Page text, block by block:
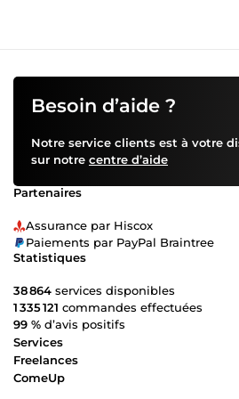
Besoin d’aide ?
Notre service clients est à votre
sur notre centre d’aide
Partenaires
Assurance par Hiscox
Paiements par PayPal Braintree
Statistiques
38 864 services disponibles
1 335 121 commandes effectuées
99 % d’avis positifs
Services
Freelances
ComeUp